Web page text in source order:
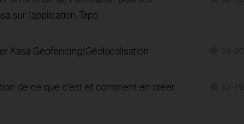
sur l'application Tapo
Kasa Geofencing/Géolocalisation 04-
de ce que c'est et comment en créer
03-